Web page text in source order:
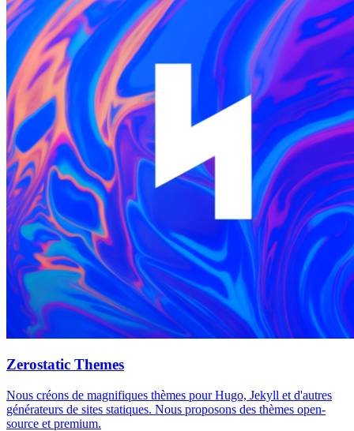
Zerostatic Themes
Nous créons de magnifiques thèmes pour Hugo, Jekyll et d'autres
générateurs de sites statiques. Nous proposons des thèmes open-
source et premium.